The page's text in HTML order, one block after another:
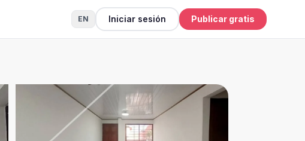
EN Iniciar sesión Publicar gratis